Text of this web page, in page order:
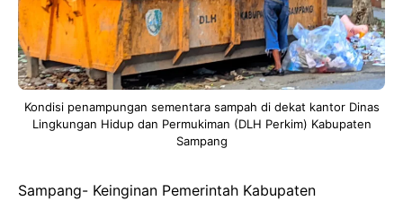
Kondisi penampungan sementara sampah di dekat kantor Dinas
Lingkungan Hidup dan Permukiman (DLH Perkim) Kabupaten
Sampang
Sampang- Keinginan Pemerintah Kabupaten